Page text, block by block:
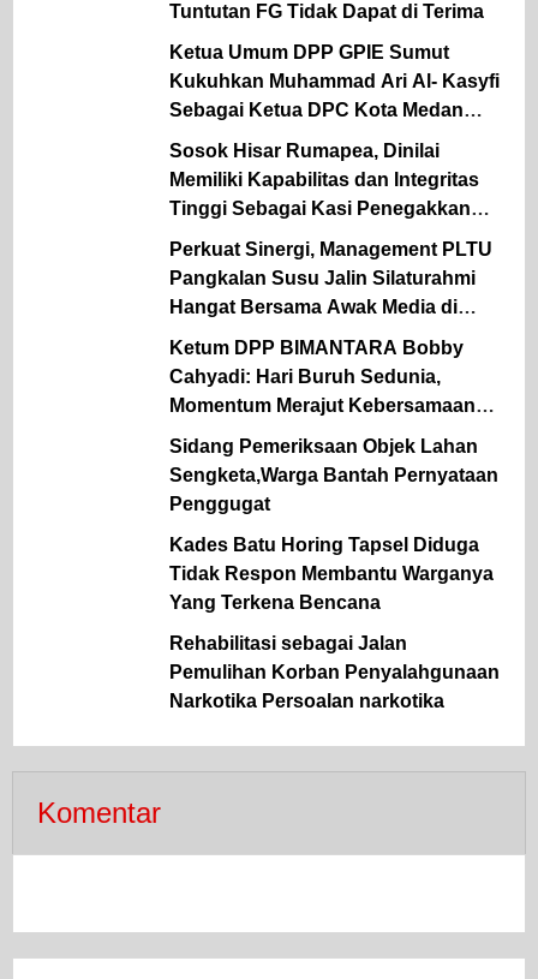
Tuntutan FG Tidak Dapat di Terima
Ketua Umum DPP GPIE Sumut
Kukuhkan Muhammad Ari Al- Kasyfi
Sebagai Ketua DPC Kota Medan
Periode 2026 – 2030.
Sosok Hisar Rumapea, Dinilai
Memiliki Kapabilitas dan Integritas
Tinggi Sebagai Kasi Penegakkan
Hukum UPT Pengawasan
Ketenagakerjaan Wilayah II
Disnaker Sumut.
Perkuat Sinergi, Management PLTU
Pangkalan Susu Jalin Silaturahmi
Hangat Bersama Awak Media di
Medan.
Ketum DPP BIMANTARA Bobby
Cahyadi: Hari Buruh Sedunia,
Momentum Merajut Kebersamaan
Pemerintah, Pekerja & Pengusaha.
Sidang Pemeriksaan Objek Lahan
Sengketa,Warga Bantah Pernyataan
Penggugat
Kades Batu Horing Tapsel Diduga
Tidak Respon Membantu Warganya
Yang Terkena Bencana
Rehabilitasi sebagai Jalan
Pemulihan Korban Penyalahgunaan
Narkotika Persoalan narkotika
Komentar